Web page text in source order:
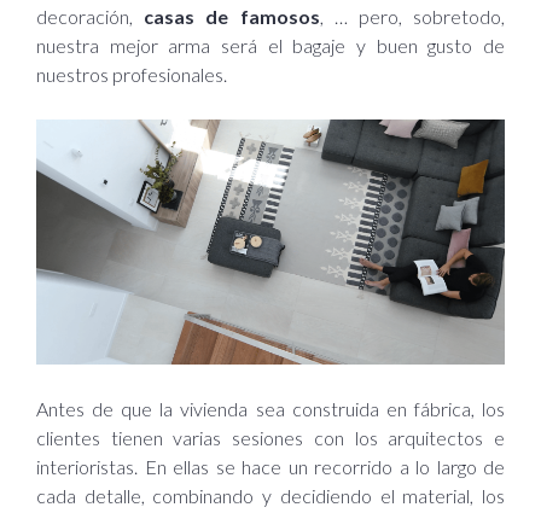
decoración, casas de famosos, … pero, sobretodo,
nuestra mejor arma será el bagaje y buen gusto de
nuestros profesionales.
Antes de que la vivienda sea construida en fábrica, los
clientes tienen varias sesiones con los arquitectos e
interioristas. En ellas se hace un recorrido a lo largo de
cada detalle, combinando y decidiendo el material, los